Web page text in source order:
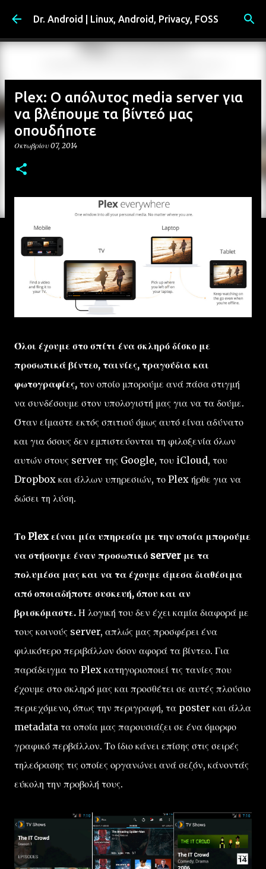
Μετάβαση στο κύριο περιεχόμενο
Dr. Android | Linux, Android, Privacy, FOSS
Plex: Ο απόλυτος media server για
να βλέπουμε τα βίντεό μας
οπουδήποτε
Οκτωβρίου 07, 2014
Όλοι έχουμε στο σπίτι ένα σκληρό δίσκο με
προσωπικά βίντεο, ταινίες, τραγούδια και
φωτογραφίες, τον οποίο μπορούμε ανά πάσα στιγμή
να συνδέσουμε στον υπολογιστή μας για να τα δούμε.
Όταν είμαστε εκτός σπιτιού όμως αυτό είναι αδύνατο
και για όσους δεν εμπιστεύονται τη φιλοξενία όλων
αυτών στους server της Google, του iCloud, του
Dropbox και άλλων υπηρεσιών, το Plex ήρθε για να
δώσει τη λύση.
Το Plex είναι μία υπηρεσία με την οποία μπορούμε
να στήσουμε έναν προσωπικό server με τα
πολυμέσα μας και να τα έχουμε άμεσα διαθέσιμα
από οποιαδήποτε συσκευή, όπου και αν
βρισκόμαστε. Η λογική του δεν έχει καμία διαφορά με
τους κοινούς server, απλώς μας προσφέρει ένα
φιλικότερο περιβάλλον όσον αφορά τα βίντεο. Για
παράδειγμα το Plex κατηγοριοποιεί τις τανίες που
έχουμε στο σκληρό μας και προσθέτει σε αυτές πλούσιο
περιεχόμενο, όπως την περιγραφή, τα poster και άλλα
metadata τα οποία μας παρουσιάζει σε ένα όμορφο
γραφικό περβάλλον. Το ίδιο κάνει επίσης στις σειρές
τηλεόρασης τις οποίες οργανώνει ανά σεζόν, κάνοντάς
εύκολη την προβολή τους.